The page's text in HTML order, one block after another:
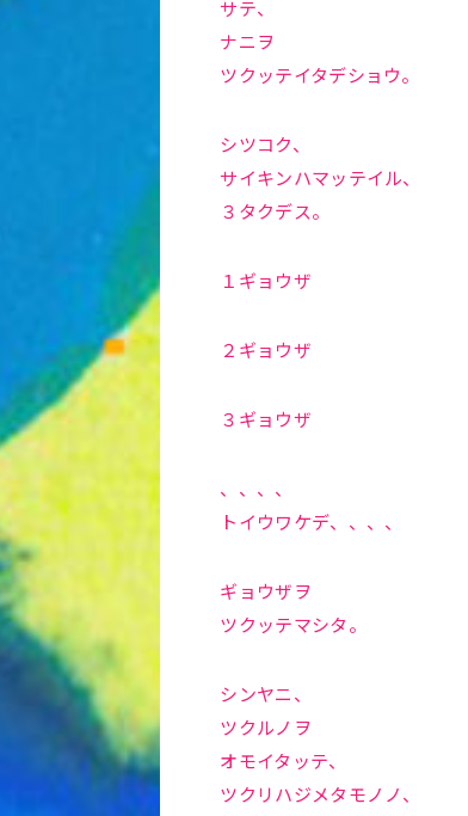
サテ、
ナニヲ
ツクッテイタデショウ。
シツコク、
サイキンハマッテイル、
３タクデス。
１ギョウザ
２ギョウザ
３ギョウザ
、、、、
トイウワケデ、、、、
ギョウザヲ
ツクッテマシタ。
シンヤニ、
ツクルノヲ
オモイタッテ、
ツクリハジメタモノノ、